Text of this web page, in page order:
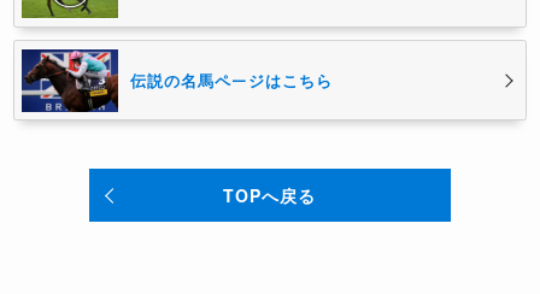
伝説の名馬ページはこちら
TOPへ戻る